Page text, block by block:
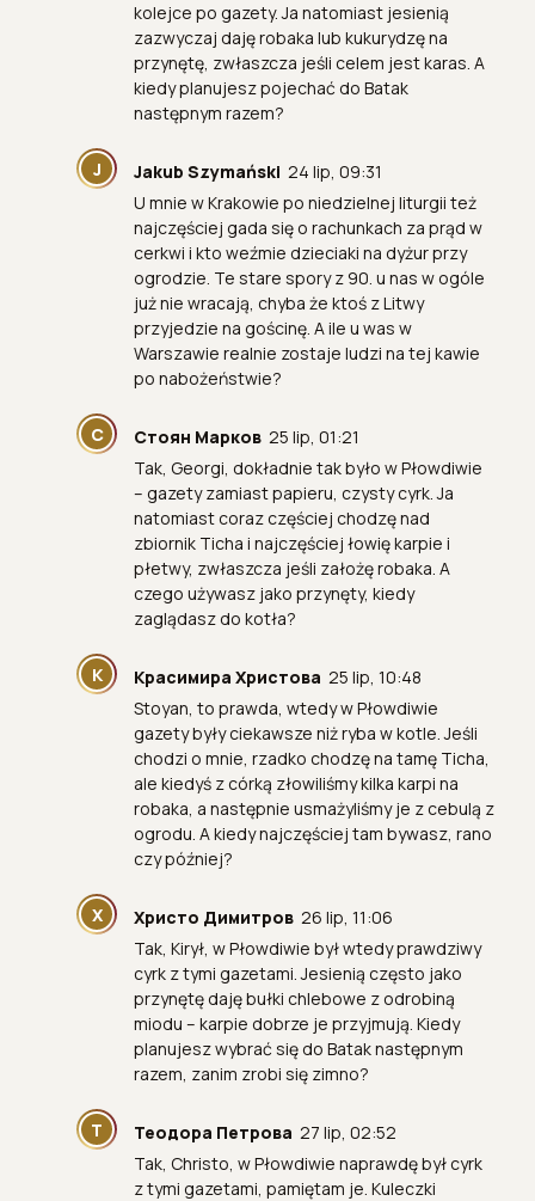
kolejce po gazety. Ja natomiast jesienią
zazwyczaj daję robaka lub kukurydzę na
przynętę, zwłaszcza jeśli celem jest karas. A
kiedy planujesz pojechać do Batak
następnym razem?
J Jakub Szymański 24 lip, 09:31
U mnie w Krakowie po niedzielnej liturgii też
najczęściej gada się o rachunkach za prąd w
cerkwi i kto weźmie dzieciaki na dyżur przy
ogrodzie. Te stare spory z 90. u nas w ogóle
już nie wracają, chyba że ktoś z Litwy
przyjedzie na gościnę. A ile u was w
Warszawie realnie zostaje ludzi na tej kawie
po nabożeństwie?
С Стоян Марков 25 lip, 01:21
Tak, Georgi, dokładnie tak było w Płowdiwie
– gazety zamiast papieru, czysty cyrk. Ja
natomiast coraz częściej chodzę nad
zbiornik Ticha i najczęściej łowię karpie i
płetwy, zwłaszcza jeśli założę robaka. A
czego używasz jako przynęty, kiedy
zaglądasz do kotła?
К Красимира Христова 25 lip, 10:48
Stoyan, to prawda, wtedy w Płowdiwie
gazety były ciekawsze niż ryba w kotle. Jeśli
chodzi o mnie, rzadko chodzę na tamę Ticha,
ale kiedyś z córką złowiliśmy kilka karpi na
robaka, a następnie usmażyliśmy je z cebulą z
ogrodu. A kiedy najczęściej tam bywasz, rano
czy później?
Х Христо Димитров 26 lip, 11:06
Tak, Kirył, w Płowdiwie był wtedy prawdziwy
cyrk z tymi gazetami. Jesienią często jako
przynętę daję bułki chlebowe z odrobiną
miodu – karpie dobrze je przyjmują. Kiedy
planujesz wybrać się do Batak następnym
razem, zanim zrobi się zimno?
Т Теодора Петрова 27 lip, 02:52
Tak, Christo, w Płowdiwie naprawdę był cyrk
z tymi gazetami, pamiętam je. Kuleczki